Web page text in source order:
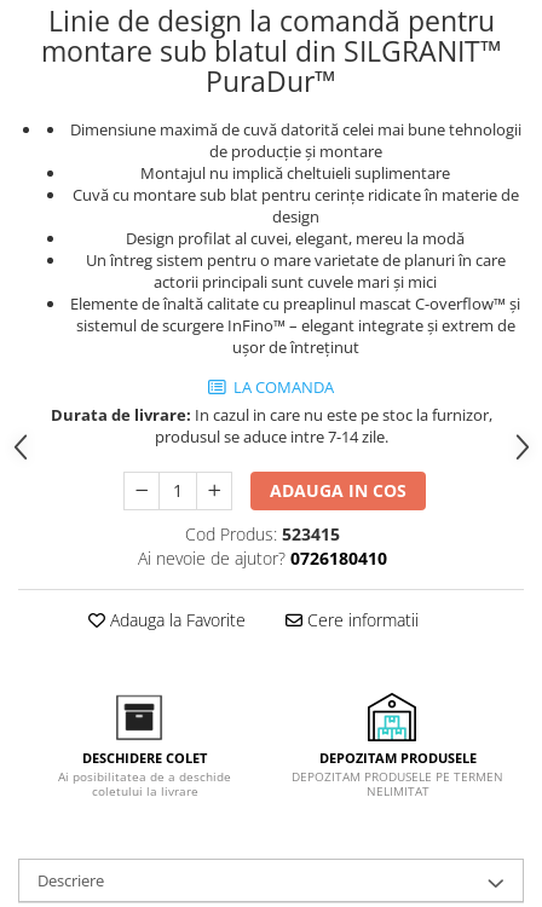
Inductie
Mixte
Linie de design la comandă pentru
montare sub blatul din SILGRANIT™
PuraDur™
Dimensiune maximă de cuvă datorită celei mai bune tehnologii
de producție și montare
Montajul nu implică cheltuieli suplimentare
Cuvă cu montare sub blat pentru cerințe ridicate în materie de
design
Design profilat al cuvei, elegant, mereu la modă
Un întreg sistem pentru o mare varietate de planuri în care
actorii principali sunt cuvele mari și mici
Elemente de înaltă calitate cu preaplinul mascat C-overflow™ și
sistemul de scurgere InFino™ – elegant integrate și extrem de
ușor de întreținut
LA COMANDA
Durata de livrare: In cazul in care nu este pe stoc la furnizor,
produsul se aduce intre 7-14 zile.
ADAUGA IN COS
Cod Produs: 523415
Ai nevoie de ajutor? 0726180410
Adauga la Favorite Cere informatii
DESCHIDERE COLET
Ai posibilitatea de a deschide
coletului la livrare
DEPOZITAM PRODUSELE
DEPOZITAM PRODUSELE PE TERMEN
NELIMITAT
Descriere